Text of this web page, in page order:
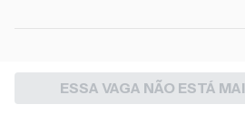
ESSA VAGA NÃO ESTÁ